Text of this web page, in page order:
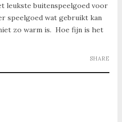
leukste buitenspeelgoed voor
speelgoed wat gebruikt kan
zo warm is. Hoe fijn is het
SHARE